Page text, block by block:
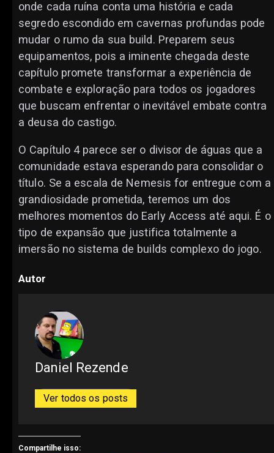
onde cada ruína conta uma história e cada
segredo escondido em cavernas profundas pode
mudar o rumo da sua build. Preparem seus
equipamentos, pois a iminente chegada deste
capítulo promete transformar a experiência de
combate e exploração para todos os jogadores
que buscam enfrentar o inevitável embate contra
a deusa do castigo.
O Capítulo 4 parece ser o divisor de águas que a
comunidade estava esperando para consolidar o
título. Se a escala de Nemesis for entregue com a
grandiosidade prometida, teremos um dos
melhores momentos do Early Access até aqui. É o
tipo de expansão que justifica totalmente a
imersão no sistema de builds complexo do jogo.
Autor
Daniel Rezende
Ver todos os posts
Compartilhe isso: